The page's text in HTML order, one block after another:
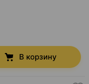
В корзину